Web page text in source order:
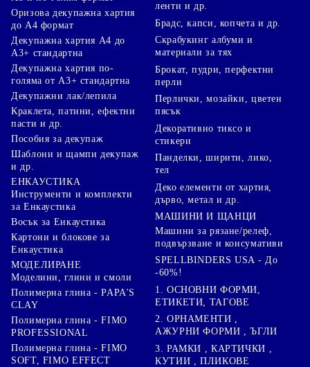
Оризова декупажна хартия
до А4 формат
Декупажна хартия А4 до
А3+ стандартна
Декупажна хартия по-
голяма от А3+ стандартна
Декупажни лак/лепила
Краклета, патини, ефектни
пасти и др.
Пособия за декупаж
Шаблони и щампи декупаж
и др.
ЕНКАУСТИКА
Инструменти и комплекти
за Енкаустика
Восък за Енкаустика
Картони и блокове за
Енкаустика
МОДЕЛИРАНЕ
Моделини, глини и смоли
Полимерна глина - PAPA'S
CLAY
Полимерна глина - FIMO
PROFESSIONAL
Полимерна глина - FIMO
SOFT, FIMO EFFECT
ленти и др.
Брадс, капси, копчета и др.
Скрабукинг албуми и
материали за тях
Брокат, пудри, перфектни
перли
Перлички, мозайки, цветен
пясък
Декоративно тиксо и
стикери
Панделки, ширити, лико,
тел
Деко елементи от хартия,
дърво, метал и др.
МАШИНИ И ЩАНЦИ
Машини за рязане/релеф,
подвързване и консумативи
SPELLBINDERS USA - До
-60%!
1. ОСНОВНИ ФОРМИ,
ЕТИКЕТИ, ТАГОВЕ
2. ОРНАМЕНТИ ,
АЖУРНИ ФОРМИ , ЪГЛИ
3. РАМКИ , КАРТИЧКИ ,
КУТИИ , ПЛИКОВЕ